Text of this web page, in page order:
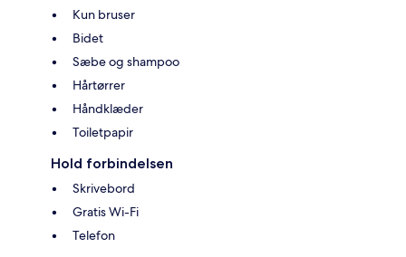
Kun bruser
Bidet
Sæbe og shampoo
Hårtørrer
Håndklæder
Toiletpapir
Hold forbindelsen
Skrivebord
Gratis Wi-Fi
Telefon